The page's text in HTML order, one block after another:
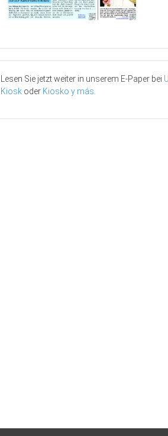
Lesen Sie jetzt weiter in unserem E-Paper bei
Kiosk oder Kiosko y más